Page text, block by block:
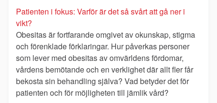
Patienten i fokus: Varför är det så svårt att gå ner i
vikt?
Obesitas är fortfarande omgivet av okunskap, stigma
och förenklade förklaringar. Hur påverkas personer
som lever med obesitas av omvärldens fördomar,
vårdens bemötande och en verklighet där allt fler får
bekosta sin behandling själva? Vad betyder det för
patienten och för möjligheten till jämlik vård?